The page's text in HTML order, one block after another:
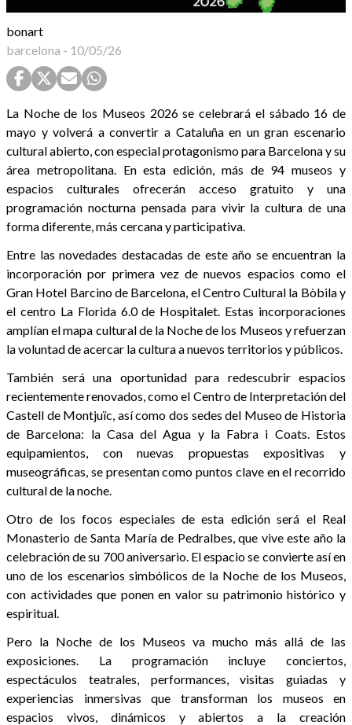
bonart
barcelona - 10/05/26
La Noche de los Museos 2026 se celebrará el sábado 16 de
mayo y volverá a convertir a Cataluña en un gran escenario
cultural abierto, con especial protagonismo para Barcelona y su
área metropolitana. En esta edición, más de 94 museos y
espacios culturales ofrecerán acceso gratuito y una
programación nocturna pensada para vivir la cultura de una
forma diferente, más cercana y participativa.
Entre las novedades destacadas de este año se encuentran la
incorporación por primera vez de nuevos espacios como el
Gran Hotel Barcino de Barcelona, el Centro Cultural la Bòbila y
el centro La Florida 6.0 de Hospitalet. Estas incorporaciones
amplían el mapa cultural de la Noche de los Museos y refuerzan
la voluntad de acercar la cultura a nuevos territorios y públicos.
También será una oportunidad para redescubrir espacios
recientemente renovados, como el Centro de Interpretación del
Castell de Montjuïc, así como dos sedes del Museo de Historia
de Barcelona: la Casa del Agua y la Fabra i Coats. Estos
equipamientos, con nuevas propuestas expositivas y
museográficas, se presentan como puntos clave en el recorrido
cultural de la noche.
Otro de los focos especiales de esta edición será el Real
Monasterio de Santa María de Pedralbes, que vive este año la
celebración de su 700 aniversario. El espacio se convierte así en
uno de los escenarios simbólicos de la Noche de los Museos,
con actividades que ponen en valor su patrimonio histórico y
espiritual.
Pero la Noche de los Museos va mucho más allá de las
exposiciones. La programación incluye conciertos,
espectáculos teatrales, performances, visitas guiadas y
experiencias inmersivas que transforman los museos en
espacios vivos, dinámicos y abiertos a la creación